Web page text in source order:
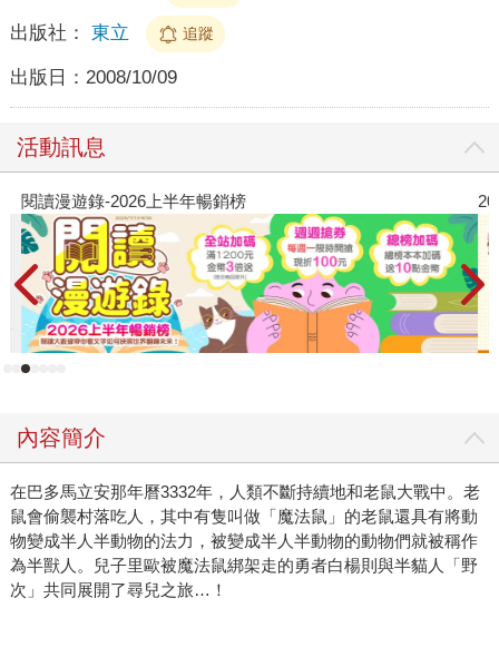
出版社： 東立 追蹤
出版日： 2008/10/09
活動訊息
閱讀漫遊錄-2026上半年暢銷榜
內容簡介
在巴多馬立安那年曆3332年，人類不斷持續地和老鼠大戰中。老
鼠會偷襲村落吃人，其中有隻叫做「魔法鼠」的老鼠還具有將動
物變成半人半動物的法力，被變成半人半動物的動物們就被稱作
為半獸人。兒子里歐被魔法鼠綁架走的勇者白楊則與半貓人「野
次」共同展開了尋兒之旅…！